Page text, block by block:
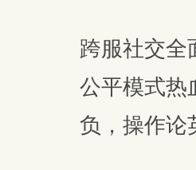
跨服社交
公平模式
负，操作论